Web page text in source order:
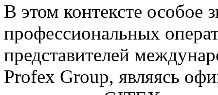
В этом контексте особое
профессиональных
представителей
Profex Group, являясь